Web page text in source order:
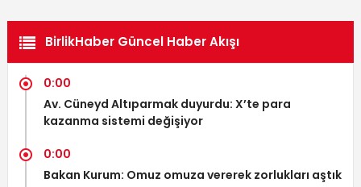
BirlikHaber Güncel Haber Akışı
0:00
Av. Cüneyd Altıparmak duyurdu: X’te para
kazanma sistemi değişiyor
0:00
Bakan Kurum: Omuz omuza vererek zorlukları aştık